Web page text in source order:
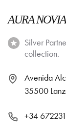
AURA
Silver
collection.
Avenida
35500
+34